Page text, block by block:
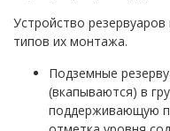
Устройство
типов их монтажа.
Подземные
(вкапываются) в
поддерживающую